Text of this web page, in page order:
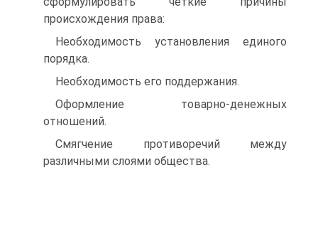
происхождения права:
Необходимость установления единого
порядка.
Необходимость его поддержания.
Оформление товарно-денежных
отношений.
Смягчение противоречий между
различными слоями общества.